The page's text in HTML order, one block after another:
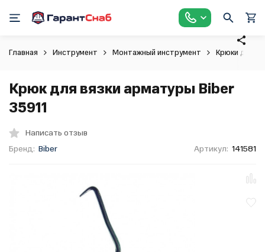
Главная Инструмент Монтажный инструмент Крюки для
Крюк для вязки арматуры Biber
35911
Написать отзыв
Бренд: Biber Артикул: 141581